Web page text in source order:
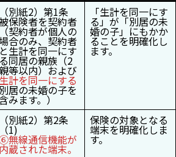
（別紙2）第1条
保険者を契約者
（契約者が個人の
合のみ、契約者
と生計を同一にす
る同居の親族（2
等以内）および
生計を同一にする
別居の未婚の子を
みます。）
「生計を同一にす
る」が「別居の未
婚の子」にもかか
ることを明確化し
ます。
（別紙2）第2条
（1)
無線通信機能が
内蔵された端末。
保険の対象となる
端末を明確化しま
す。